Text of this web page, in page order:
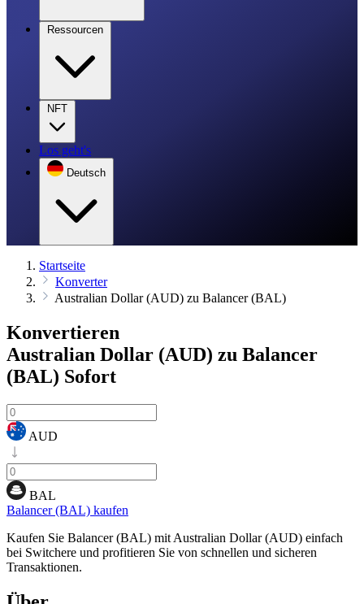
Ressourcen
NFT
Los geht's
Deutsch
Startseite
Konverter
Australian Dollar (AUD) zu Balancer (BAL)
Konvertieren
Australian Dollar (AUD) zu Balancer
(BAL) Sofort
AUD
BAL
Balancer (BAL) kaufen
Kaufen Sie Balancer (BAL) mit Australian Dollar (AUD) einfach
bei Switchere und profitieren Sie von schnellen und sicheren
Transaktionen.